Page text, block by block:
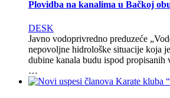
Plovidba na kanalima u Bačkoj
DESK
Javno vodoprivredno preduzeće
nepovoljne hidrološke situacije koja
dubine kanala budu ispod propisanih
…